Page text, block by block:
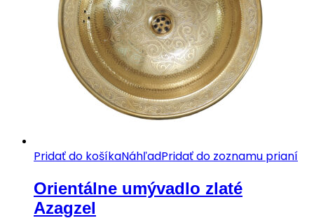
Pridať do košíkaNáhľadPridať do zoznamu prianí
Orientálne umývadlo zlaté
Azagzel